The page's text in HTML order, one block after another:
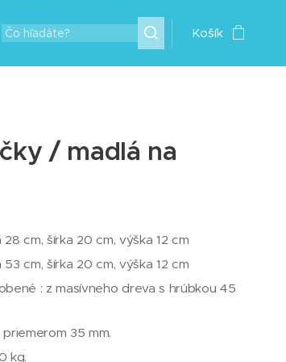
Košík
/ madlá na
28 cm, šírka 20 cm, výška 12 cm
53 cm, šírka 20 cm, výška 12 cm
: z masívneho dreva s hrúbkou 45
35 mm.
kg.